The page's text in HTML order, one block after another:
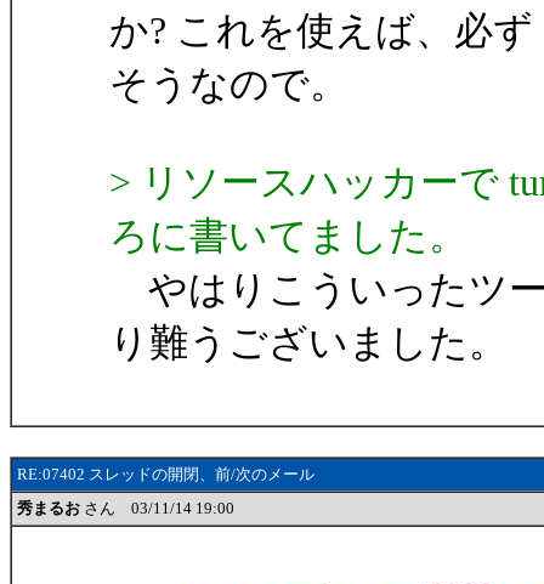
か? これを使えば、必
そうなので。
> リソースハッカーで
ろに書いてました。
やはりこういったツ
り難うございました。
RE:07402 スレッドの開閉、前/次のメール
秀まるお さん 03/11/14 19:00